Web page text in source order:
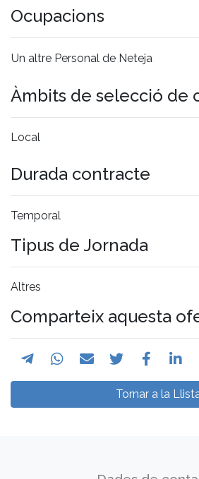
Ocupacions
Un altre Personal de Neteja
Àmbits de selecció de
Local
Durada contracte
Temporal
Tipus de Jornada
Altres
Comparteix aquesta
Tornar a la